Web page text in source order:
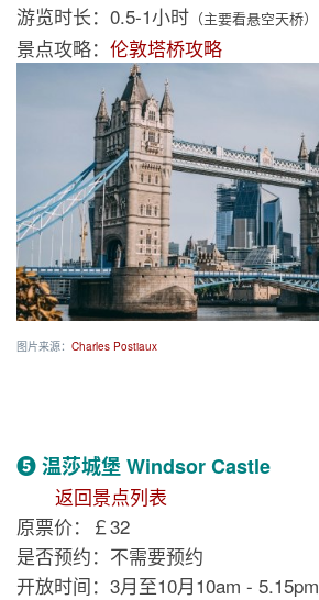
游览时长：0.5-1小时 （主要看悬空天桥）
景点攻略： 伦敦塔桥攻略
图片来源： Charles Postiaux
❺ 温莎城堡 Windsor Castle
返回景点列表
原票价：￡32
是否预约：不需要预约
开放时间：3月至10月10am - 5.15pm